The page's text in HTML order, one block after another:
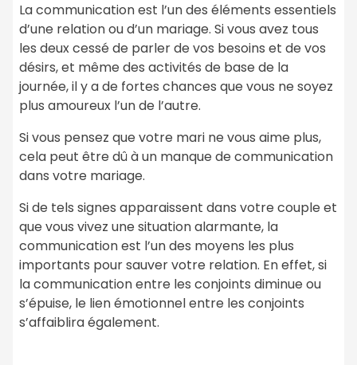
La communication est l’un des éléments essentiels
d’une relation ou d’un mariage. Si vous avez tous
les deux cessé de parler de vos besoins et de vos
désirs, et même des activités de base de la
journée, il y a de fortes chances que vous ne soyez
plus amoureux l’un de l’autre.
Si vous pensez que votre mari ne vous aime plus,
cela peut être dû à un manque de communication
dans votre mariage.
Si de tels signes apparaissent dans votre couple et
que vous vivez une situation alarmante, la
communication est l’un des moyens les plus
importants pour sauver votre relation. En effet, si
la communication entre les conjoints diminue ou
s’épuise, le lien émotionnel entre les conjoints
s’affaiblira également.